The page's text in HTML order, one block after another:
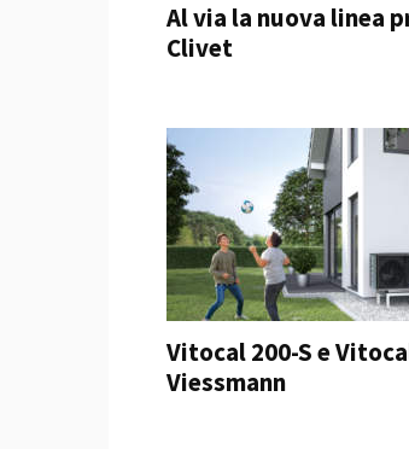
Al via la nuova linea
Clivet
Vitocal 200-S e
Viessmann